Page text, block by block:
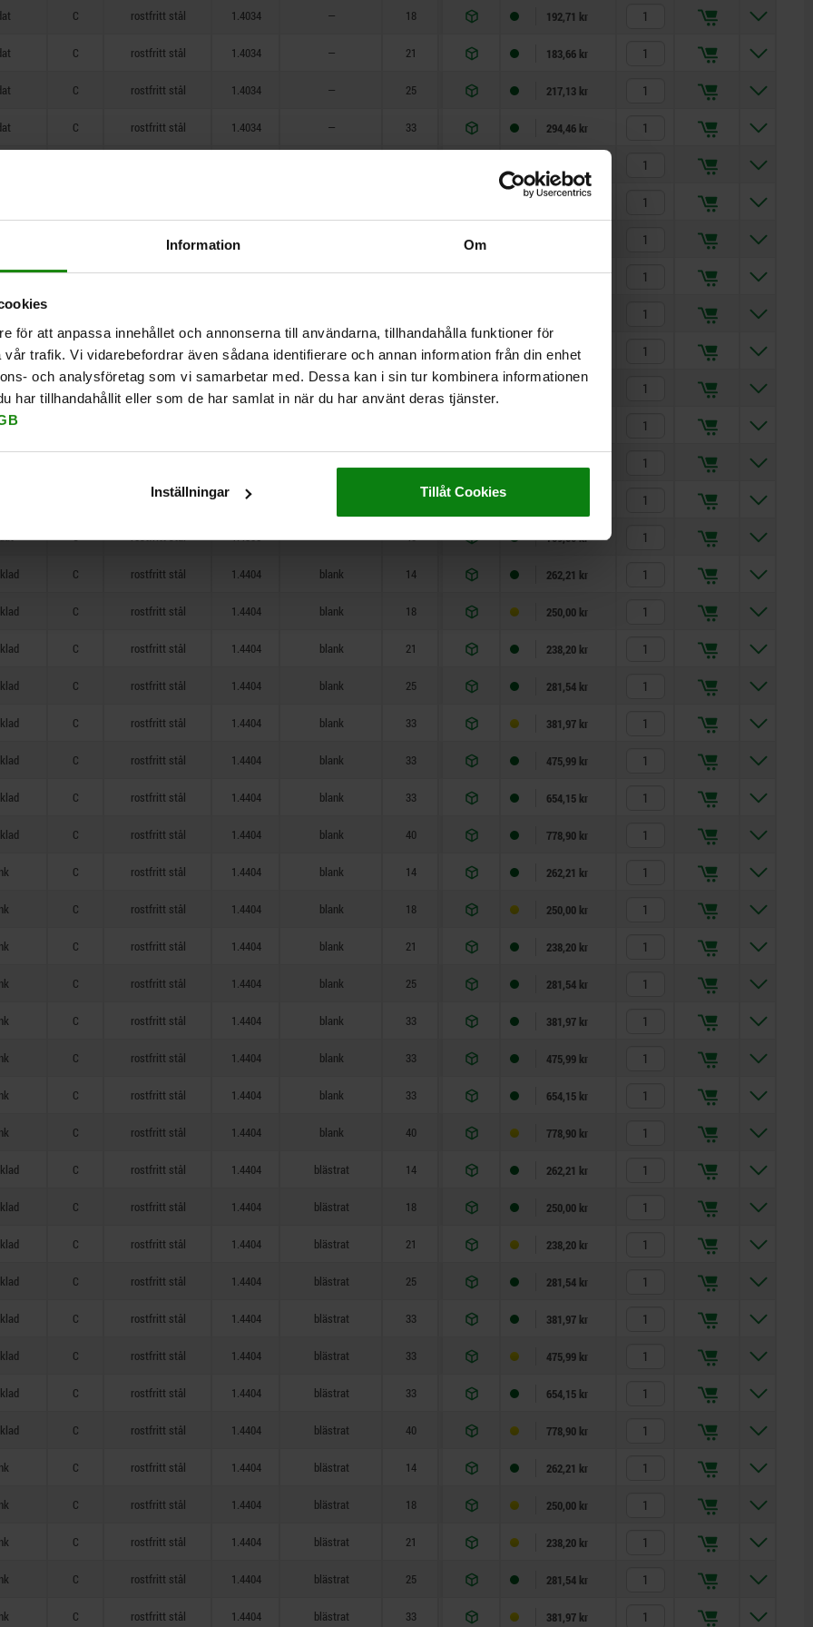
Information Om
för att anpassa innehållet och annonserna till användarna, tillhandahålla funktioner för
trafik. Vi vidarebefordrar även sådana identifierare och annan information från din enhet
och analysföretag som vi samarbetar med. Dessa kan i sin tur kombinera informationen
har tillhandahållit eller som de har samlat in när du har använt deras tjänster.
Inställningar Tillåt Cookies
C rostfritt stål 1.4034 — 18 15 13 1
192,71 kr
C rostfritt stål 1.4034 — 21 17 15 1,3
183,66 kr
C rostfritt stål 1.4034 — 25 20 17 1,8
217,13 kr
C rostfritt stål 1.4034 — 33 26 10 23 2,3
294,46 kr
2,8
2,8
rostfritt stål 1.4034 32 3,2
C rostfritt stål 1.4305 — 14 12 5 10 0,8
201,97 kr
1
C rostfritt stål 1.4305 — 21 17 7 15 1,3
183,66 kr
rostfritt stål 1,8
2,3
2,8
rostfritt stål 1.4305 28 2,8
C rostfritt stål 1.4305 — 40 32 18 28 3,2
709,50 kr
C rostfritt stål 1.4404 blank 14 12 10 0,8
262,21 kr
C rostfritt stål 1.4404 blank 18 15 13 1
250,00 kr
C rostfritt stål 1.4404 blank 21 17 15 1,3
238,20 kr
C rostfritt stål 1.4404 blank 25 20 17 1,8
281,54 kr
C rostfritt stål 1.4404 blank 33 26 10 23 2,3
381,97 kr
C rostfritt stål 1.4404 blank 33 28 12 25 2,8
475,99 kr
C rostfritt stål 1.4404 blank 33 28 14 25 2,8
654,15 kr
C rostfritt stål 1.4404 blank 40 32 18 28 3,2
778,90 kr
C rostfritt stål 1.4404 blank 14 12 10 0,8
262,21 kr
C rostfritt stål 1.4404 blank 18 15 13 1
250,00 kr
C rostfritt stål 1.4404 blank 21 17 15 1,3
238,20 kr
C rostfritt stål 1.4404 blank 25 20 17 1,8
281,54 kr
C rostfritt stål 1.4404 blank 33 26 10 23 2,3
381,97 kr
C rostfritt stål 1.4404 blank 33 28 12 25 2,8
475,99 kr
C rostfritt stål 1.4404 blank 33 28 14 25 2,8
654,15 kr
C rostfritt stål 1.4404 blank 40 32 18 28 3,2
778,90 kr
C rostfritt stål 1.4404 blästrat 14 12 10 0,8
262,21 kr
C rostfritt stål 1.4404 blästrat 18 15 13 1
250,00 kr
C rostfritt stål 1.4404 blästrat 21 17 15 1,3
238,20 kr
C rostfritt stål 1.4404 blästrat 25 20 17 1,8
281,54 kr
C rostfritt stål 1.4404 blästrat 33 26 10 23 2,3
381,97 kr
C rostfritt stål 1.4404 blästrat 33 28 12 25 2,8
475,99 kr
C rostfritt stål 1.4404 blästrat 33 28 14 25 2,8
654,15 kr
C rostfritt stål 1.4404 blästrat 40 32 18 28 3,2
778,90 kr
C rostfritt stål 1.4404 blästrat 14 12 10 0,8
262,21 kr
C rostfritt stål 1.4404 blästrat 18 15 13 1
250,00 kr
C rostfritt stål 1.4404 blästrat 21 17 15 1,3
238,20 kr
C rostfritt stål 1.4404 blästrat 25 20 17 1,8
281,54 kr
C rostfritt stål 1.4404 blästrat 33 26 10 23 2,3
381,97 kr